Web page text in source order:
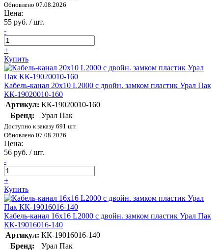
Обновлено 07.08.2026
Цена:
55 руб. / шт.
-
+
Купить
Кабель-канал 20х10 L2000 с двойн. замком пластик Урал Пак
КК-19020010-160
Артикул: КК-19020010-160
Бренд:
Урал Пак
Доступно к заказу 691 шт.
Обновлено 07.08.2026
Цена:
56 руб. / шт.
-
+
Купить
Кабель-канал 16х16 L2000 с двойн. замком пластик Урал Пак
КК-19016016-140
Артикул: КК-19016016-140
Бренд:
Урал Пак